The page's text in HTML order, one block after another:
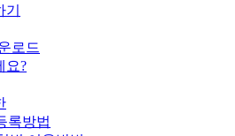
로드
요?
록방법